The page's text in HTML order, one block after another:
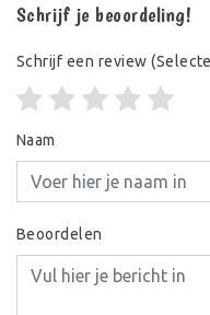
Schrijf je beoordeling!
Schrijf een review
Naam
Beoordelen